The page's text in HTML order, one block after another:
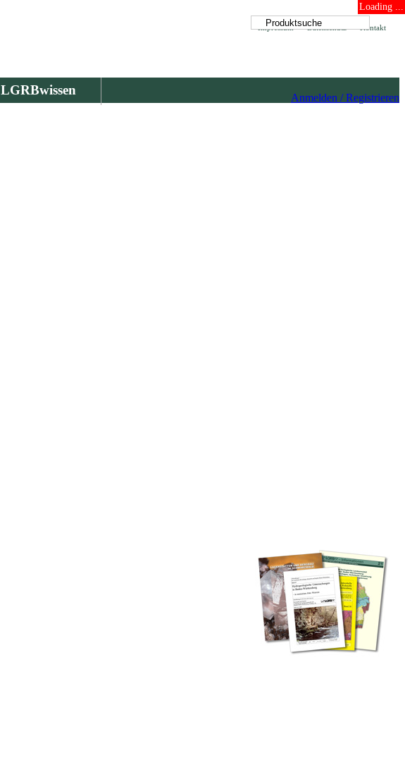
Loading ...
Kontakt
Datenschutz
Impressum
LGRBwissen
Anmelden / Registrieren